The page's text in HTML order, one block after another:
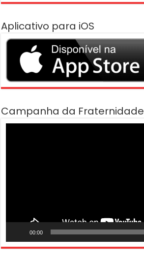
Aplicativo para iOS
Campanha da Fraternidade
00:00